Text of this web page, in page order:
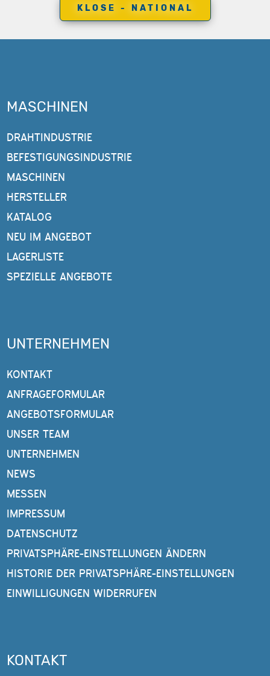
KLOSE - NATIONAL
MASCHINEN
DRAHTINDUSTRIE
BEFESTIGUNGSINDUSTRIE
MASCHINEN
HERSTELLER
KATALOG
NEU IM ANGEBOT
LAGERLISTE
SPEZIELLE ANGEBOTE
UNTERNEHMEN
KONTAKT
ANFRAGEFORMULAR
ANGEBOTSFORMULAR
UNSER TEAM
UNTERNEHMEN
NEWS
MESSEN
IMPRESSUM
DATENSCHUTZ
PRIVATSPHÄRE-EINSTELLUNGEN ÄNDERN
HISTORIE DER PRIVATSPHÄRE-EINSTELLUNGEN
EINWILLIGUNGEN WIDERRUFEN
KONTAKT